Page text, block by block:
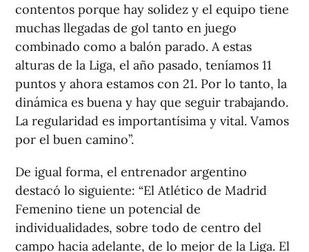
contentos porque hay solidez y el equipo tiene
muchas llegadas de gol tanto en juego
combinado como a balón parado. A estas
alturas de la Liga, el año pasado, teníamos 11
puntos y ahora estamos con 21. Por lo tanto, la
dinámica es buena y hay que seguir trabajando.
La regularidad es importantísima y vital. Vamos
por el buen camino”.
De igual forma, el entrenador argentino
destacó lo siguiente: “El Atlético de Madrid
Femenino tiene un potencial de
individualidades, sobre todo de centro del
campo hacia adelante, de lo mejor de la Liga. El